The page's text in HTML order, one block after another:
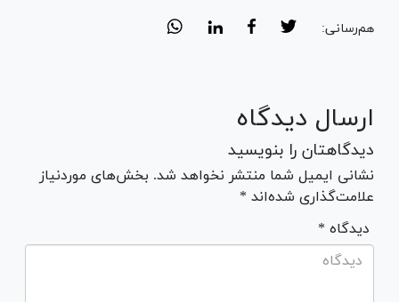
هم‌رسانی:
ارسال دیدگاه
دیدگاهتان را بنویسید
نشانی ایمیل شما منتشر نخواهد شد. بخش‌های موردنیاز
علامت‌گذاری شده‌اند *
* دیدگاه